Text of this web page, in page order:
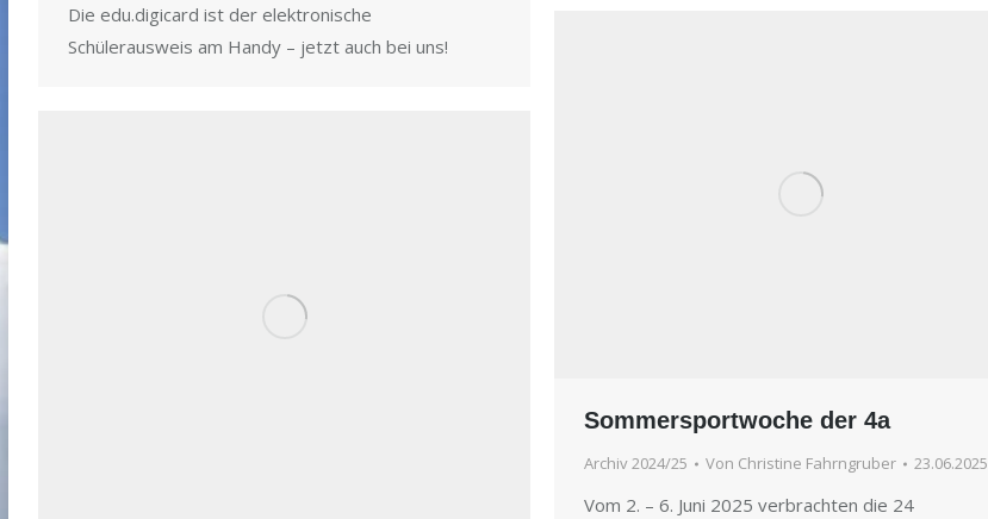
Die edu.digicard ist der elektronische
Schülerausweis am Handy – jetzt auch bei uns!
Sommersportwoche der 4a
Archiv 2024/25 Von Christine Fahrngruber 23.06.2025
Vom 2. – 6. Juni 2025 verbrachten die 24